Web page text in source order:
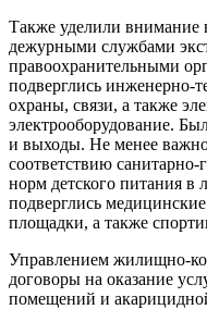
Также уделили внимание
дежурными службами
правоохранительными
подверглись инженерно-
охраны, связи, а также
электрооборудование.
и выходы. Не менее
соответствию
норм детского питания в
подверглись
площадки, а также
Управлением жилищно-
договоры на оказание
помещений и